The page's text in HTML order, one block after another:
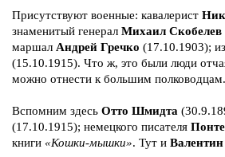
Присутствуют военные: кавалерист
знаменитый генерал Михаил Скобелев
маршал Андрей Гречко (17.10.1903);
(15.10.1915). Что ж, это были люди
можно отнести к большим полководцам.
Вспомним здесь Отто Шмидта
(17.10.1915); немецкого писателя
книги «Кошки-мышки». Тут и